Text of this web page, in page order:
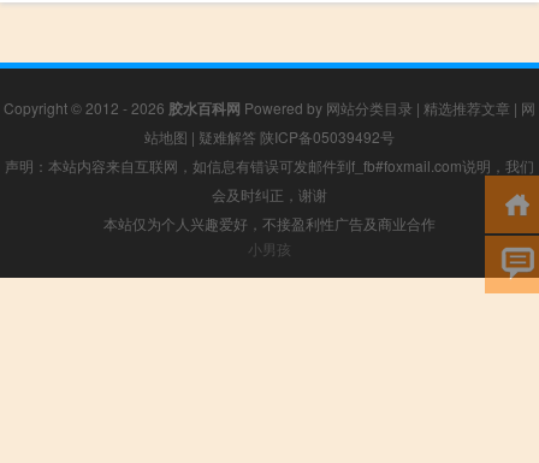
Copyright © 2012 - 2026 胶水百科网 Powered by 网站分类目录 | 精选推荐文章 | 网
站地图 | 疑难解答 陕ICP备05039492号
声明：本站内容来自互联网，如信息有错误可发邮件到f_fb#foxmail.com说明，我们
会及时纠正，谢谢
本站仅为个人兴趣爱好，不接盈利性广告及商业合作
小男孩